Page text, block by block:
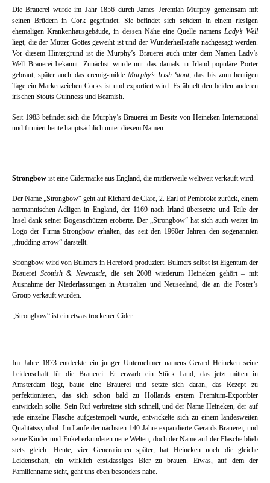
Die Brauerei wurde im Jahr 1856 durch James Jeremiah Murphy gemeinsam mit
seinen Brüdern in Cork gegründet. Sie befindet sich seitdem in einem riesigen
ehemaligen Krankenhausgebäude, in dessen Nähe eine Quelle namens Lady’s Well
liegt, die der Mutter Gottes geweiht ist und der Wunderheilkräfte nachgesagt werden.
Vor diesem Hintergrund ist die Murphy’s Brauerei auch unter dem Namen Lady’s
Well Brauerei bekannt. Zunächst wurde nur das damals in Irland populäre Porter
gebraut, später auch das cremig-milde Murphy’s Irish Stout, das bis zum heutigen
Tage ein Markenzeichen Corks ist und exportiert wird. Es ähnelt den beiden anderen
irischen Stouts Guinness und Beamish.
Seit 1983 befindet sich die Murphy’s-Brauerei im Besitz von Heineken International
und firmiert heute hauptsächlich unter diesem Namen.
Strongbow ist eine Cidermarke aus England, die mittlerweile weltweit verkauft wird.
Der Name „Strongbow“ geht auf Richard de Clare, 2. Earl of Pembroke zurück, einem
normannischen Adligen in England, der 1169 nach Irland übersetzte und Teile der
Insel dank seiner Bogenschützen eroberte. Der „Strongbow“ hat sich auch weiter im
Logo der Firma Strongbow erhalten, das seit den 1960er Jahren den sogenannten
„thudding arrow“ darstellt.
Strongbow wird von Bulmers in Hereford produziert. Bulmers selbst ist Eigentum der
Brauerei Scottish & Newcastle, die seit 2008 wiederum Heineken gehört – mit
Ausnahme der Niederlassungen in Australien und Neuseeland, die an die Foster’s
Group verkauft wurden.
„Strongbow“ ist ein etwas trockener Cider.
Im Jahre 1873 entdeckte ein junger Unternehmer namens Gerard Heineken seine
Leidenschaft für die Brauerei. Er erwarb ein Stück Land, das jetzt mitten in
Amsterdam liegt, baute eine Brauerei und setzte sich daran, das Rezept zu
perfektionieren, das sich schon bald zu Hollands erstem Premium-Exportbier
entwickeln sollte. Sein Ruf verbreitete sich schnell, und der Name Heineken, der auf
jede einzelne Flasche aufgestempelt wurde, entwickelte sich zu einem landesweiten
Qualitätssymbol. Im Laufe der nächsten 140 Jahre expandierte Gerards Brauerei, und
seine Kinder und Enkel erkundeten neue Welten, doch der Name auf der Flasche blieb
stets gleich. Heute, vier Generationen später, hat Heineken noch die gleiche
Leidenschaft, ein wirklich erstklassiges Bier zu brauen. Etwas, auf dem der
Familienname steht, geht uns eben besonders nahe.